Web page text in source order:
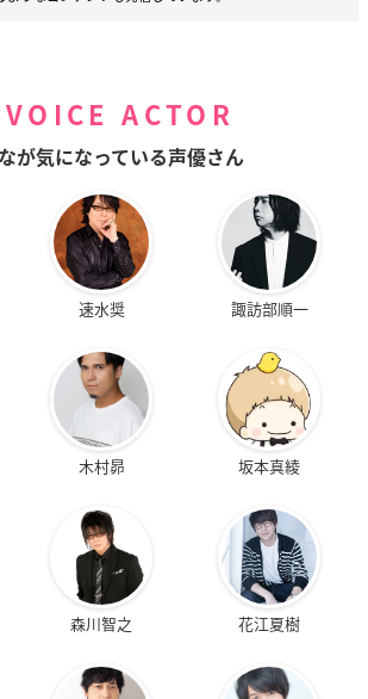
VOICE ACTOR
が気になっている声優さん
速水奨 諏訪部順一
木村昴 坂本真綾
森川智之 花江夏樹